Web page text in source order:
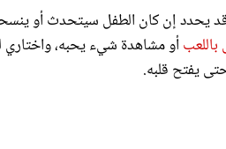
يحدد إن كان الطفل سيتحدث أو
أو مشاهدة شيء يحبه، واختاري
يفتح قلبه.